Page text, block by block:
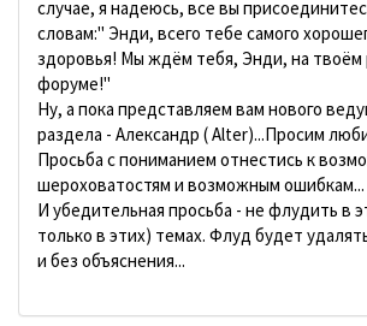
случае, я надеюсь, все вы
словам:" Энди, всего тебе самого
здоровья! Мы ждём тебя, Энди, на твоём
форуме!"
Ну, а пока представляем вам нового
раздела - Александр ( Alter)...Просим
Просьба с пониманием отнестись к
шероховатостям и возможным ошибкам...
И убедительная просьба - не флудить в
только в этих) темах. Флуд будет
и без объяснения...